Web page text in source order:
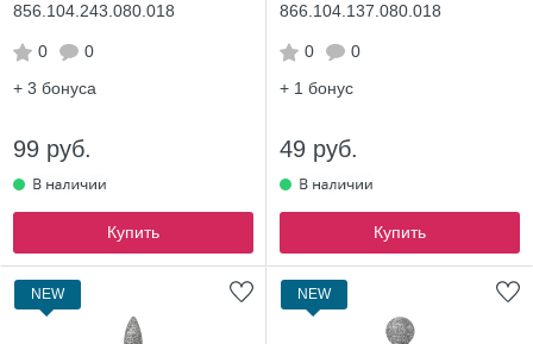
856.104.243.080.018
0
0
+ 3 бонуса
99 руб.
Купить
866.104.137.080.018
0
0
+ 1 бонус
49 руб.
Купить
NEW NEW